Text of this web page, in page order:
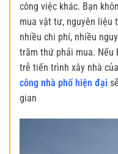
công việc khác. Bạn
mua vật tư, nguyên liệu
nhiều chi phí, nhiều
trăm thứ phải mua. Nếu
trễ tiến trình xây nhà
công nhà phố hiện đại
gian